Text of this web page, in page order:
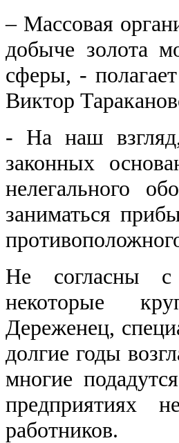
‒ Массовая
добыче золота
сферы, -
Виктор
- На наш взгляд,
законных
нелегального
заниматься
Не согласны с
некоторые
Дереженец,
долгие годы
многие
предприятиях
работников.